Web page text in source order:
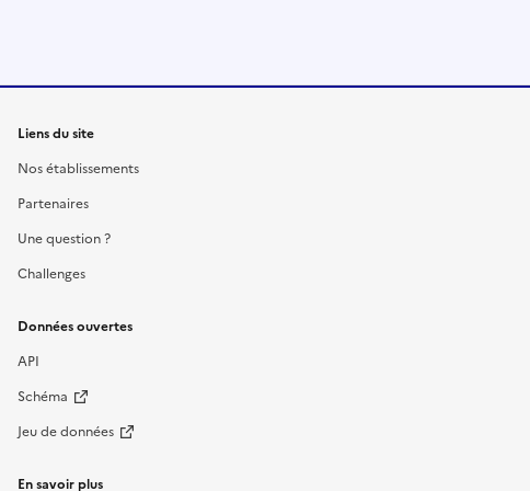
Liens du site
Nos établissements
Partenaires
Une question ?
Challenges
Données ouvertes
API
Schéma
Jeu de données
En savoir plus